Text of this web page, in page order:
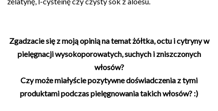
Zgadzacie się z moją opinią na temat żółtka, octu i cytryny w
pielęgnacji wysokoporowatych, suchych i zniszczonych
włosów?
Czy może miałyście pozytywne doświadczenia z tymi
produktami podczas pielęgnowania takich włosów? :)